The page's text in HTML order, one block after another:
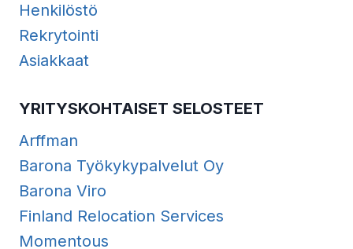
Henkilöstö
Rekrytointi
Asiakkaat
YRITYSKOHTAISET SELOSTEET
Arffman
Barona Työkykypalvelut Oy
Barona Viro
Finland Relocation Services
Momentous